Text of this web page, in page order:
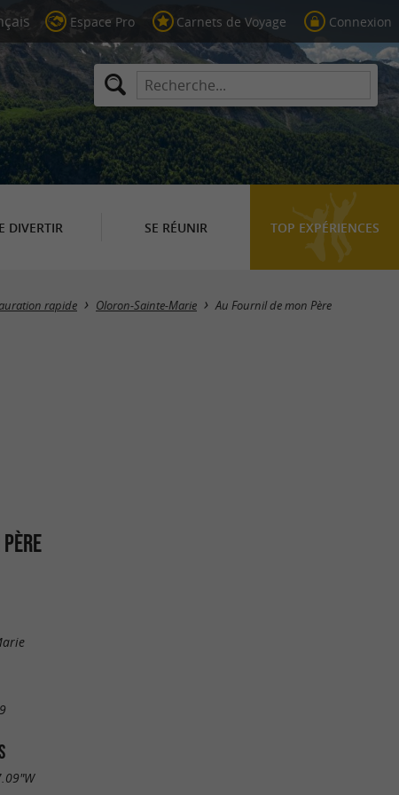
Espace Pro Carnets de Voyage Connexion
DIVERTIR SE RÉUNIR TOP EXPÉRIENCES
rapide Oloron-Sainte-Marie Au Fournil de mon Père